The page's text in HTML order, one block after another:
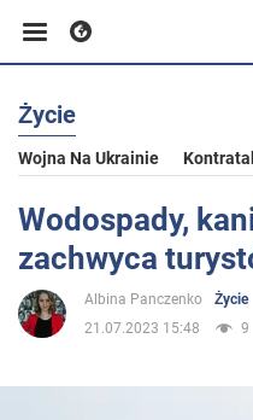
Biznes
Sport
Rozrywka
Życie
Wojna Na Ukrainie
Wodospady,
zachwyca
Albina Panczenko
Życie
21.07.2023 15:48
9